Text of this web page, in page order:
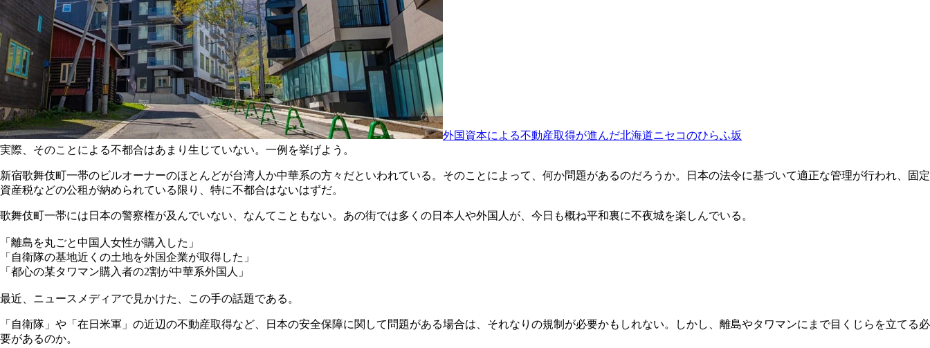
外国資本による不動産取得が進んだ北海道ニセコのひらふ坂
実際、そのことによる不都合はあまり生じていない。一例を挙げよう。
新宿歌舞伎町一帯のビルオーナーのほとんどが台湾人か中華系の方々だといわれている。そのことによって、何か問題があるのだろうか。日本の法令に基づいて適正な管理が行われ、固定
資産税などの公租が納められている限り、特に不都合はないはずだ。
歌舞伎町一帯には日本の警察権が及んでいない、なんてこともない。あの街では多くの日本人や外国人が、今日も概ね平和裏に不夜城を楽しんでいる。
「離島を丸ごと中国人女性が購入した」
「自衛隊の基地近くの土地を外国企業が取得した」
「都心の某タワマン購入者の2割が中華系外国人」
最近、ニュースメディアで見かけた、この手の話題である。
「自衛隊」や「在日米軍」の近辺の不動産取得など、日本の安全保障に関して問題がある場合は、それなりの規制が必要かもしれない。しかし、離島やタワマンにまで目くじらを立てる必
要があるのか。